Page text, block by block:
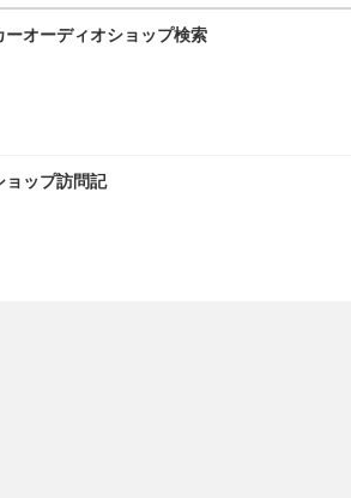
ーオーディオショップ検索
ョップ訪問記